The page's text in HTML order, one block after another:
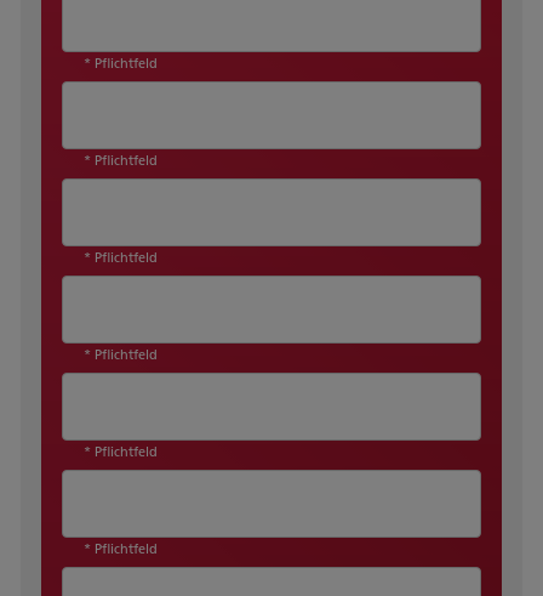
* Pflichtfeld
* Pflichtfeld
* Pflichtfeld
* Pflichtfeld
* Pflichtfeld
* Pflichtfeld